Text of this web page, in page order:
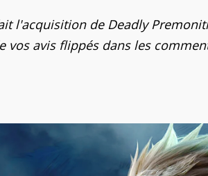
l'acquisition de Deadly
vos avis flippés dans les